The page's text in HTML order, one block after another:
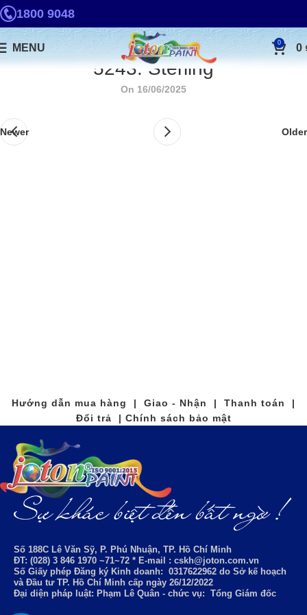
1800 9048
MENU 0 0
5243. Sterling
On 16/06/2025
Newer Older
Hướng dẫn mua hàng | Giao - Nhận | Thanh toán |
Đổi trả | Chính sách bảo mật
Số 188C Lê Văn Sỹ, P. Phú Nhuận, TP. Hồ Chí Minh
ĐT: (028) 3 846 1970 ~71~72 * E-mail : cskh@joton.com.vn
Số Giấy phép Đăng ký Kinh doanh: 0317622962 do Sở kế hoạch
và Đầu tư TP. Hồ Chí Minh cấp ngày 26/12/2022
Đại diện pháp luật: Phạm Lê Quân - chức vụ: Tổng Giám đốc